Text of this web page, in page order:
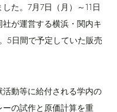
た。7月7日（月）～11日
社が運営する横浜・関内キ
5日間で予定していた販売
動等に給付される学内の
の試作と原価計算を重